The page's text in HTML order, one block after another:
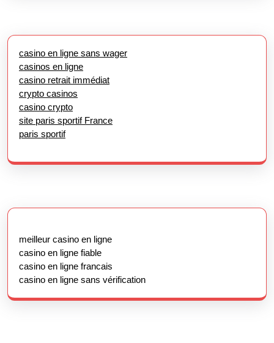
casino en ligne sans wager
casinos en ligne
casino retrait immédiat
crypto casinos
casino crypto
site paris sportif France
paris sportif
meilleur casino en ligne
casino en ligne fiable
casino en ligne francais
casino en ligne sans vérification